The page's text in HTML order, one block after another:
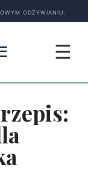
ODŻYWIANIU.
☰